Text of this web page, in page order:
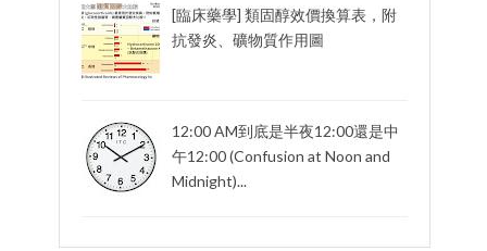
[臨床藥學] 類固醇效價換算表，附
抗發炎、礦物質作用圖
12:00 AM到底是半夜12:00還是中
午12:00 (Confusion at Noon and
Midnight)...